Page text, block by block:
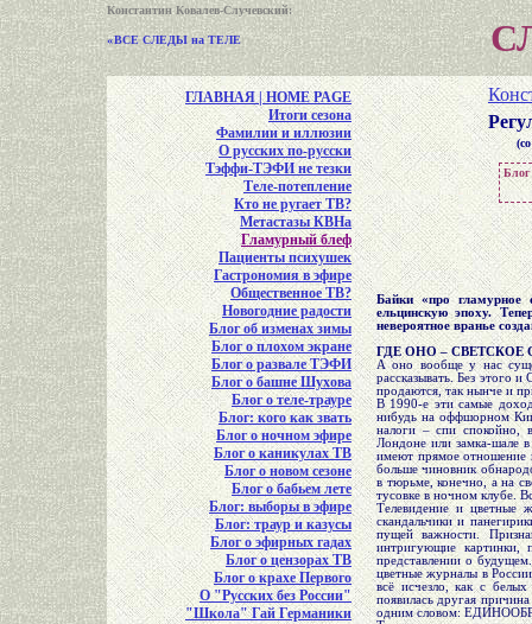
Константин Ковалев-Случевский:
‹‹ВСЕ СЛЕДЫ на ТЕЛЕ
ГЛАВНАЯ | HOME PAGE
Итоги сезона
Фамилии и иллюзии
О русских по-русски
Тэффи-ТЭФИ не тезки
Теле-потепление
Кто не ругает ТВ?
Метастазы КВНа
Гламурный блеф
Пациенты психушек
Гастрономия в эфире
Общественное ТВ?
Новогодние радости
Блог об изменах зимы
Блог о плохом экране
Блог о развале ТЭФИ
Блог о башне Шухова
Блог о теле-трауре
Блог: кого как звать
Блог о ночном эфире
Блог о каникулах ТВ
Блог о новом сезоне
Блог о бабьем лете
Блог: выборы в эфире
Блог: траур и казусы
Блог о эфирных гадах
Блог о цензорах ТВ
Блог о крахе Первого
О "Русских без России"
"Школа" Гай Германики
Блог
Байки «про гламурное
ельцинскую эпоху.
невероятное вранье
ГДЕ ОНО – СВЕТСКОЕ
А оно вообще у нас
рассказывать. Без этого
продаются, так нынче и
В 1990-е эти самые
нибудь на оффшорном
налоги – спи спокойно,
Лондоне или замка-шале
имеют прямое отношение
больше чиновник
в тюрьме, конечно, а на
тусовке в ночном клубе.
Телевидение и цветные
скандальчики и
пущей важности.
интригующие картинки,
представлении о
цветные журналы в
всё исчезло, как с
появилась другая
одним словом: